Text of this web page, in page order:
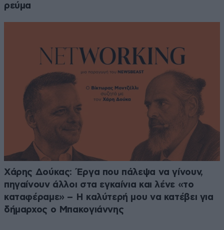
ρεύμα
Χάρης Δούκας: Έργα που πάλεψα να γίνουν,
πηγαίνουν άλλοι στα εγκαίνια και λένε «το
καταφέραμε» – Η καλύτερή μου να κατέβει για
δήμαρχος ο Μπακογιάννης